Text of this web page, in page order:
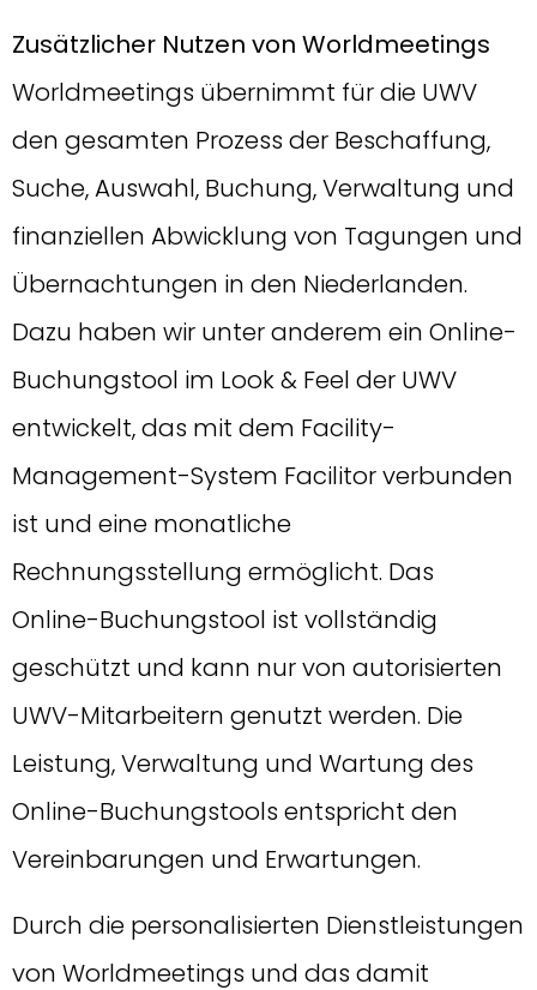
Zusätzlicher Nutzen von Worldmeetings
Worldmeetings übernimmt für die UWV
den gesamten Prozess der Beschaffung,
Suche, Auswahl, Buchung, Verwaltung und
finanziellen Abwicklung von Tagungen und
Übernachtungen in den Niederlanden.
Dazu haben wir unter anderem ein Online-
Buchungstool im Look & Feel der UWV
entwickelt, das mit dem Facility-
Management-System Facilitor verbunden
ist und eine monatliche
Rechnungsstellung ermöglicht. Das
Online-Buchungstool ist vollständig
geschützt und kann nur von autorisierten
UWV-Mitarbeitern genutzt werden. Die
Leistung, Verwaltung und Wartung des
Online-Buchungstools entspricht den
Vereinbarungen und Erwartungen.
Durch die personalisierten Dienstleistungen
von Worldmeetings und das damit